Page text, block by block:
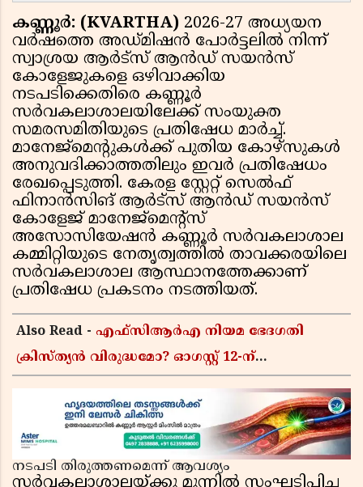
കണ്ണൂർ: (KVARTHA) 2026-27 അധ്യയന
വർഷത്തെ അഡ്മിഷൻ പോർട്ടലിൽ നിന്ന്
സ്വാശ്രയ ആർട്സ് ആൻഡ് സയൻസ്
കോളേജുകളെ ഒഴിവാക്കിയ
നടപടിക്കെതിരെ കണ്ണൂർ
സർവകലാശാലയിലേക്ക് സംയുക്ത
സമരസമിതിയുടെ പ്രതിഷേധ മാർച്ച്.
മാനേജ്മെന്റുകൾക്ക് പുതിയ കോഴ്സുകൾ
അനുവദിക്കാത്തതിലും ഇവർ പ്രതിഷേധം
രേഖപ്പെടുത്തി. കേരള സ്റ്റേറ്റ് സെൽഫ്
ഫിനാൻസിങ് ആർട്സ് ആൻഡ് സയൻസ്
കോളേജ് മാനേജ്മെന്റ്സ്
അസോസിയേഷൻ കണ്ണൂർ സർവകലാശാല
കമ്മിറ്റിയുടെ നേതൃത്വത്തിൽ താവക്കരയിലെ
സർവകലാശാല ആസ്ഥാനത്തേക്കാണ്
പ്രതിഷേധ പ്രകടനം നടത്തിയത്.
Also Read - എഫ്സിആർഎ നിയമ ഭേദഗതി
ക്രിസ്ത്യൻ വിരുദ്ധമോ? ഓഗസ്റ്റ് 12-ന്
യഥാർത്ഥ അജണ്ട എന്ത്?
നടപടി തിരുത്തണമെന്ന് ആവശ്യം